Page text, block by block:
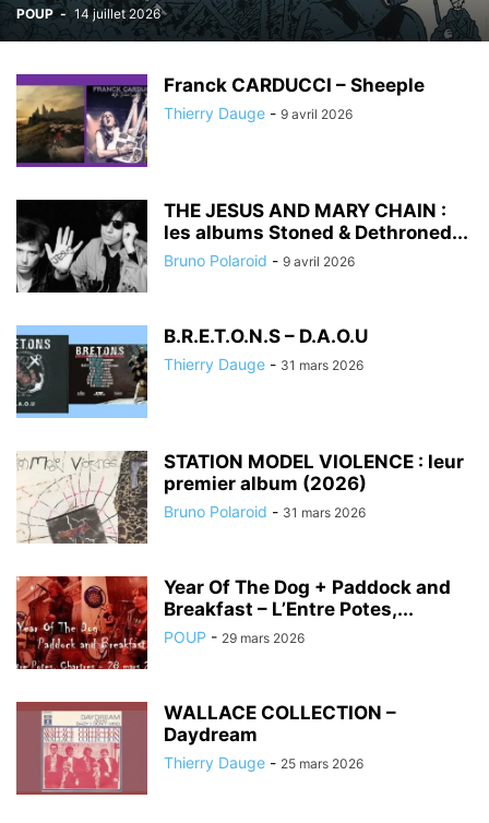
POUP - 14 juillet 2026
Franck CARDUCCI – Sheeple
Thierry Dauge - 9 avril 2026
THE JESUS AND MARY CHAIN :
les albums Stoned & Dethroned...
Bruno Polaroid - 9 avril 2026
B.R.E.T.O.N.S – D.A.O.U
Thierry Dauge - 31 mars 2026
STATION MODEL VIOLENCE : leur
premier album (2026)
Bruno Polaroid - 31 mars 2026
Year Of The Dog + Paddock and
Breakfast – L’Entre Potes,...
POUP - 29 mars 2026
WALLACE COLLECTION –
Daydream
Thierry Dauge - 25 mars 2026